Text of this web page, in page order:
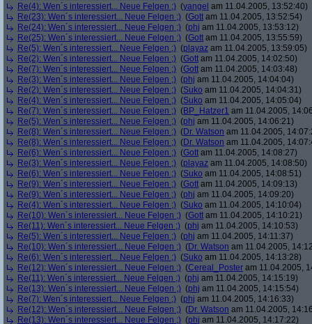
Re(4): Wen´s interessiert... Neue Felgen ;) (yangel am 11.04.2005, 13:52:40)
Re(23): Wen´s interessiert... Neue Felgen ;) (Gott am 11.04.2005, 13:52:54)
Re(24): Wen´s interessiert... Neue Felgen ;) (phj am 11.04.2005, 13:53:12)
Re(25): Wen´s interessiert... Neue Felgen ;) (Gott am 11.04.2005, 13:55:59)
Re(5): Wen´s interessiert... Neue Felgen ;) (playaz am 11.04.2005, 13:59:05)
Re(2): Wen´s interessiert... Neue Felgen ;) (Gott am 11.04.2005, 14:02:50)
Re(7): Wen´s interessiert... Neue Felgen ;) (Gott am 11.04.2005, 14:03:48)
Re(3): Wen´s interessiert... Neue Felgen ;) (phj am 11.04.2005, 14:04:04)
Re(2): Wen´s interessiert... Neue Felgen ;) (Suko am 11.04.2005, 14:04:31)
Re(4): Wen´s interessiert... Neue Felgen ;) (Suko am 11.04.2005, 14:05:04)
Re(7): Wen´s interessiert... Neue Felgen ;) (BP_Hatzer1 am 11.04.2005,
Re(5): Wen´s interessiert... Neue Felgen ;) (phj am 11.04.2005, 14:06:21)
Re(8): Wen´s interessiert... Neue Felgen ;) (Dr. Watson am 11.04.2005,
Re(8): Wen´s interessiert... Neue Felgen ;) (Dr. Watson am 11.04.2005,
Re(6): Wen´s interessiert... Neue Felgen ;) (Gott am 11.04.2005, 14:08:27)
Re(3): Wen´s interessiert... Neue Felgen ;) (playaz am 11.04.2005, 14:08:50)
Re(6): Wen´s interessiert... Neue Felgen ;) (Suko am 11.04.2005, 14:08:51)
Re(9): Wen´s interessiert... Neue Felgen ;) (Gott am 11.04.2005, 14:09:13)
Re(9): Wen´s interessiert... Neue Felgen ;) (phj am 11.04.2005, 14:09:20)
Re(4): Wen´s interessiert... Neue Felgen ;) (Suko am 11.04.2005, 14:10:04)
Re(10): Wen´s interessiert... Neue Felgen ;) (Gott am 11.04.2005, 14:10:21)
Re(11): Wen´s interessiert... Neue Felgen ;) (phj am 11.04.2005, 14:10:53)
Re(5): Wen´s interessiert... Neue Felgen ;) (phj am 11.04.2005, 14:11:37)
Re(10): Wen´s interessiert... Neue Felgen ;) (Dr. Watson am 11.04.2005,
Re(6): Wen´s interessiert... Neue Felgen ;) (Suko am 11.04.2005, 14:13:28)
Re(12): Wen´s interessiert... Neue Felgen ;) (Cereal_Poster am 11.04.2005,
Re(11): Wen´s interessiert... Neue Felgen ;) (phj am 11.04.2005, 14:15:19)
Re(13): Wen´s interessiert... Neue Felgen ;) (phj am 11.04.2005, 14:15:54)
Re(7): Wen´s interessiert... Neue Felgen ;) (phj am 11.04.2005, 14:16:33)
Re(12): Wen´s interessiert... Neue Felgen ;) (Dr. Watson am 11.04.2005,
Re(13): Wen´s interessiert... Neue Felgen ;) (phj am 11.04.2005, 14:17:22)